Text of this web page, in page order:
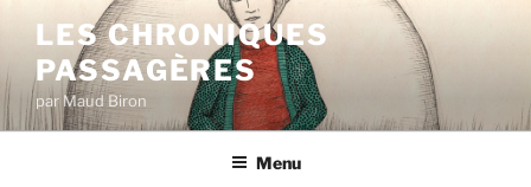
contenu
principal
LES CHRONIQUES
PASSAGÈRES
par Maud Biron
Menu